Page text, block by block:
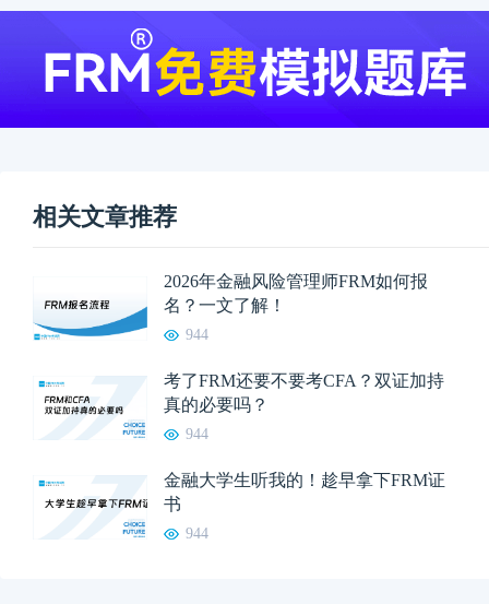
相关文章推荐
2026年金融风险管理师FRM如何报
名？一文了解！
944
考了FRM还要不要考CFA？双证加持
真的必要吗？
944
金融大学生听我的！趁早拿下FRM证
书
944